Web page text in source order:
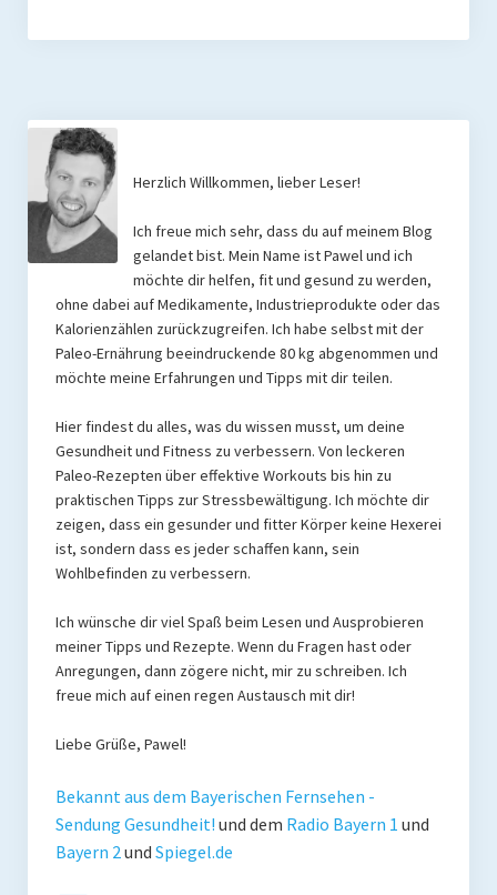
Paleo Gehirn-Pflege Guide
Gehirn-Pflege Kochbuch
Paleo Bücher kaufen
Pawel M. Konefal
Publikationen
Presse
Redner
Kontakt
Impressum
Datenschutzerklärung
Herzlich Willkommen, lieber Leser!
Ich freue mich sehr, dass du auf meinem Blog
gelandet bist. Mein Name ist Pawel und ich
möchte dir helfen, fit und gesund zu werden,
ohne dabei auf Medikamente, Industrieprodukte oder das
Kalorienzählen zurückzugreifen. Ich habe selbst mit der
Paleo-Ernährung beeindruckende 80 kg abgenommen und
möchte meine Erfahrungen und Tipps mit dir teilen.
Hier findest du alles, was du wissen musst, um deine
Gesundheit und Fitness zu verbessern. Von leckeren
Paleo-Rezepten über effektive Workouts bis hin zu
praktischen Tipps zur Stressbewältigung. Ich möchte dir
zeigen, dass ein gesunder und fitter Körper keine Hexerei
ist, sondern dass es jeder schaffen kann, sein
Wohlbefinden zu verbessern.
Ich wünsche dir viel Spaß beim Lesen und Ausprobieren
meiner Tipps und Rezepte. Wenn du Fragen hast oder
Anregungen, dann zögere nicht, mir zu schreiben. Ich
freue mich auf einen regen Austausch mit dir!
Liebe Grüße, Pawel!
Bekannt aus dem Bayerischen Fernsehen -
Sendung Gesundheit! und dem Radio Bayern 1 und
Bayern 2und Spiegel.de